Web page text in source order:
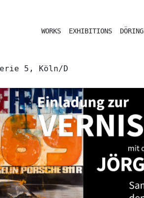
WORKS EXHIBITIONS DÖRING
5, Köln/D